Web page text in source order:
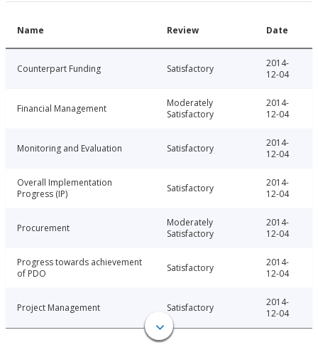
Name Review Date
Counterpart Funding Satisfactory
2014-
12-04
Financial Management
Moderately
Satisfactory
2014-
12-04
Monitoring and Evaluation Satisfactory
2014-
12-04
Overall Implementation
Progress (IP)
Satisfactory
2014-
12-04
Procurement
Moderately
Satisfactory
2014-
12-04
Progress towards achievement
of PDO
Satisfactory
2014-
12-04
Project Management Satisfactory
2014-
12-04